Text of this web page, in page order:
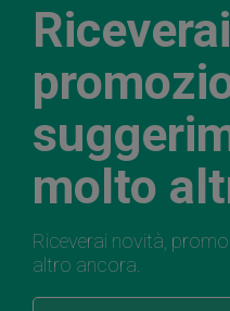
molto
Riceverai novità,
altro ancora.